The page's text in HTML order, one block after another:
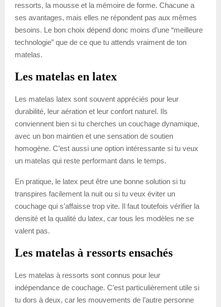
ressorts, la mousse et la mémoire de forme. Chacune a
ses avantages, mais elles ne répondent pas aux mêmes
besoins. Le bon choix dépend donc moins d’une “meilleure
technologie” que de ce que tu attends vraiment de ton
matelas.
Les matelas en latex
Les matelas latex sont souvent appréciés pour leur
durabilité, leur aération et leur confort naturel. Ils
conviennent bien si tu cherches un couchage dynamique,
avec un bon maintien et une sensation de soutien
homogène. C’est aussi une option intéressante si tu veux
un matelas qui reste performant dans le temps.
En pratique, le latex peut être une bonne solution si tu
transpires facilement la nuit ou si tu veux éviter un
couchage qui s’affaisse trop vite. Il faut toutefois vérifier la
densité et la qualité du latex, car tous les modèles ne se
valent pas.
Les matelas à ressorts ensachés
Les matelas à ressorts sont connus pour leur
indépendance de couchage. C’est particulièrement utile si
tu dors à deux, car les mouvements de l’autre personne